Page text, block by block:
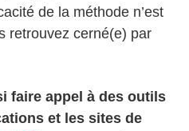
de la méthode n’est
retrouvez cerné(e) par
faire appel à des outils
et les sites de